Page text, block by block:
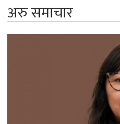
अरु समाचार